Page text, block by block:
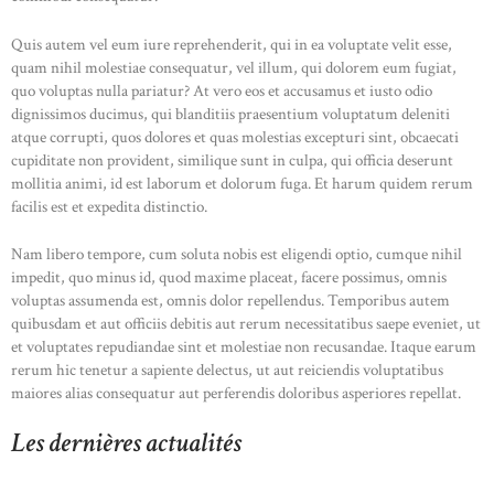
Quis autem vel eum iure reprehenderit, qui in ea voluptate velit esse,
quam nihil molestiae consequatur, vel illum, qui dolorem eum fugiat,
quo voluptas nulla pariatur? At vero eos et accusamus et iusto odio
dignissimos ducimus, qui blanditiis praesentium voluptatum deleniti
atque corrupti, quos dolores et quas molestias excepturi sint, obcaecati
cupiditate non provident, similique sunt in culpa, qui officia deserunt
mollitia animi, id est laborum et dolorum fuga. Et harum quidem rerum
facilis est et expedita distinctio.
Nam libero tempore, cum soluta nobis est eligendi optio, cumque nihil
impedit, quo minus id, quod maxime placeat, facere possimus, omnis
voluptas assumenda est, omnis dolor repellendus. Temporibus autem
quibusdam et aut officiis debitis aut rerum necessitatibus saepe eveniet, ut
et voluptates repudiandae sint et molestiae non recusandae. Itaque earum
rerum hic tenetur a sapiente delectus, ut aut reiciendis voluptatibus
maiores alias consequatur aut perferendis doloribus asperiores repellat.
Les dernières actualités